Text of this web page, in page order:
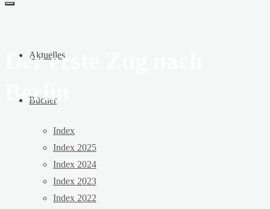
Aktuelles
Bücher
Index
Index 2025
Index 2024
Index 2023
Index 2022
Der erste Zug nach
Berlin